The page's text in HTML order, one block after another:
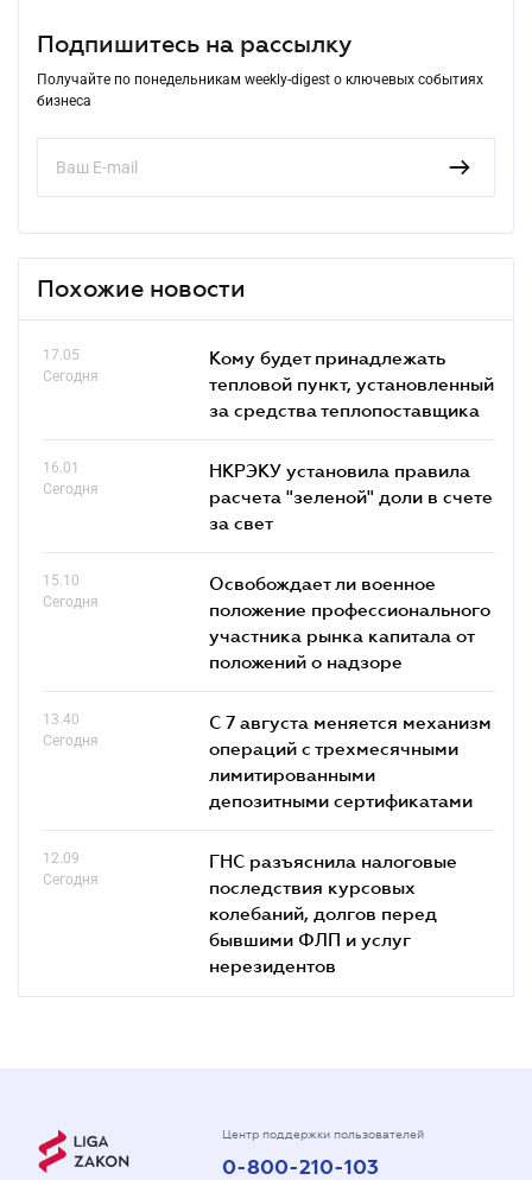
Подпишитесь на рассылку
Получайте по понедельникам weekly-digest о ключевых событиях
бизнеса
Похожие новости
17.05
Сегодня
Кому будет принадлежать
тепловой пункт, установленный
за средства теплопоставщика
16.01
Сегодня
НКРЭКУ установила правила
расчета "зеленой" доли в счете
за свет
15.10
Сегодня
Освобождает ли военное
положение профессионального
участника рынка капитала от
положений о надзоре
13.40
Сегодня
С 7 августа меняется механизм
операций с трехмесячными
лимитированными
депозитными сертификатами
12.09
Сегодня
ГНС разъяснила налоговые
последствия курсовых
колебаний, долгов перед
бывшими ФЛП и услуг
нерезидентов
Центр поддержки пользователей
0-800-210-103